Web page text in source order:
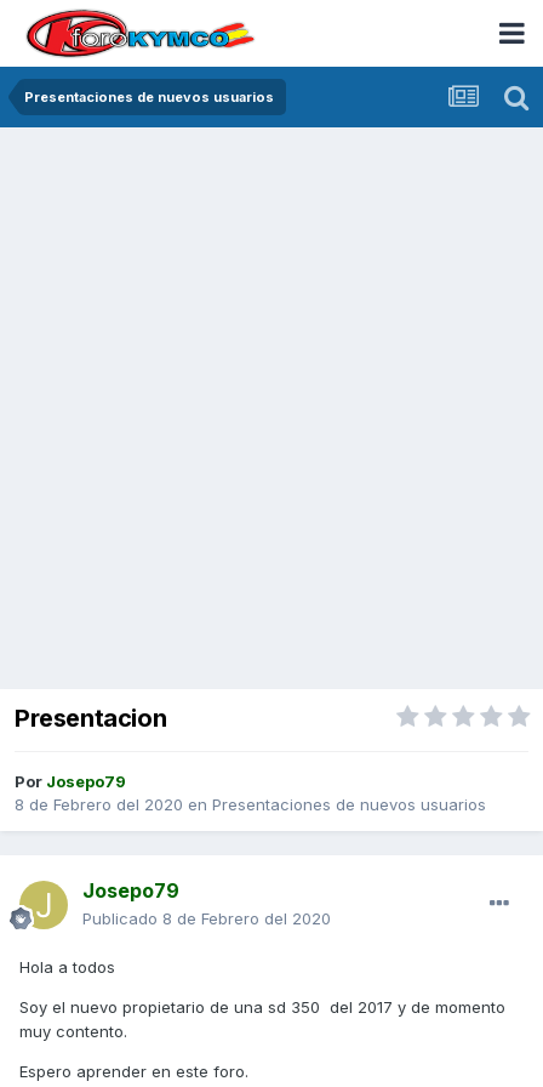
Presentaciones de nuevos usuarios
Presentacion
Por Josepo79
8 de Febrero del 2020 en Presentaciones de nuevos usuarios
Josepo79
Publicado 8 de Febrero del 2020
Hola a todos
Soy el nuevo propietario de una sd 350 del 2017 y de momento
muy contento.
Espero aprender en este foro.